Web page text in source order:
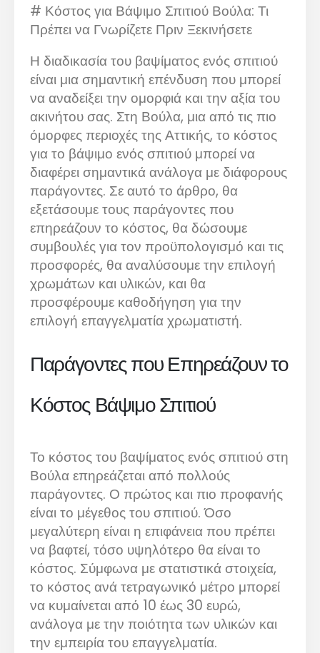
# Κόστος για Βάψιμο Σπιτιού Βούλα: Τι
Πρέπει να Γνωρίζετε Πριν Ξεκινήσετε
Η διαδικασία του βαψίματος ενός σπιτιού
είναι μια σημαντική επένδυση που μπορεί
να αναδείξει την ομορφιά και την αξία του
ακινήτου σας. Στη Βούλα, μια από τις πιο
όμορφες περιοχές της Αττικής, το κόστος
για το βάψιμο ενός σπιτιού μπορεί να
διαφέρει σημαντικά ανάλογα με διάφορους
παράγοντες. Σε αυτό το άρθρο, θα
εξετάσουμε τους παράγοντες που
επηρεάζουν το κόστος, θα δώσουμε
συμβουλές για τον προϋπολογισμό και τις
προσφορές, θα αναλύσουμε την επιλογή
χρωμάτων και υλικών, και θα
προσφέρουμε καθοδήγηση για την
επιλογή επαγγελματία χρωματιστή.
Παράγοντες που Επηρεάζουν το
Κόστος Βάψιμο Σπιτιού
Το κόστος του βαψίματος ενός σπιτιού στη
Βούλα επηρεάζεται από πολλούς
παράγοντες. Ο πρώτος και πιο προφανής
είναι το μέγεθος του σπιτιού. Όσο
μεγαλύτερη είναι η επιφάνεια που πρέπει
να βαφτεί, τόσο υψηλότερο θα είναι το
κόστος. Σύμφωνα με στατιστικά στοιχεία,
το κόστος ανά τετραγωνικό μέτρο μπορεί
να κυμαίνεται από 10 έως 30 ευρώ,
ανάλογα με την ποιότητα των υλικών και
την εμπειρία του επαγγελματία.